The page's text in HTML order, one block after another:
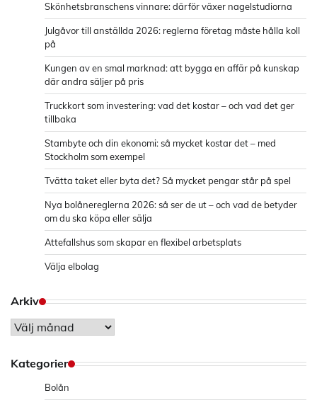
Skönhetsbranschens vinnare: därför växer nagelstudiorna
Julgåvor till anställda 2026: reglerna företag måste hålla koll
på
Kungen av en smal marknad: att bygga en affär på kunskap
där andra säljer på pris
Truckkort som investering: vad det kostar – och vad det ger
tillbaka
Stambyte och din ekonomi: så mycket kostar det – med
Stockholm som exempel
Tvätta taket eller byta det? Så mycket pengar står på spel
Nya bolånereglerna 2026: så ser de ut – och vad de betyder
om du ska köpa eller sälja
Attefallshus som skapar en flexibel arbetsplats
Välja elbolag
Arkiv
Arkiv
Kategorier
Bolån